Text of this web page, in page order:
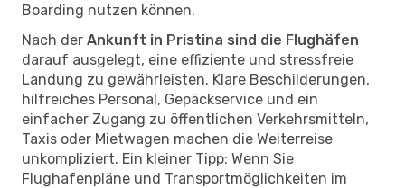
Boarding nutzen können.
Nach der Ankunft in Pristina sind die Flughäfen
darauf ausgelegt, eine effiziente und stressfreie
Landung zu gewährleisten. Klare Beschilderungen,
hilfreiches Personal, Gepäckservice und ein
einfacher Zugang zu öffentlichen Verkehrsmitteln,
Taxis oder Mietwagen machen die Weiterreise
unkompliziert. Ein kleiner Tipp: Wenn Sie
Flughafenpläne und Transportmöglichkeiten im